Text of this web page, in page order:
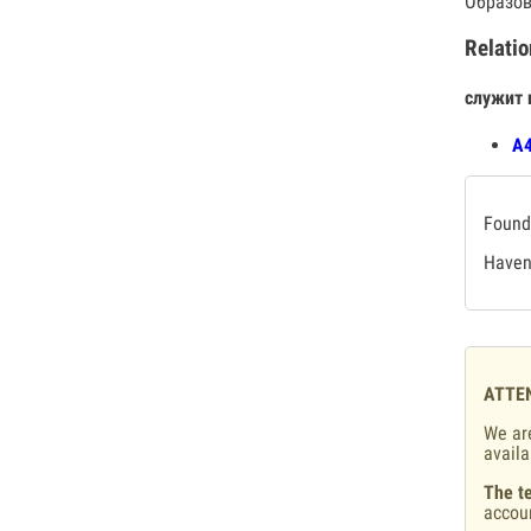
служит
We
The